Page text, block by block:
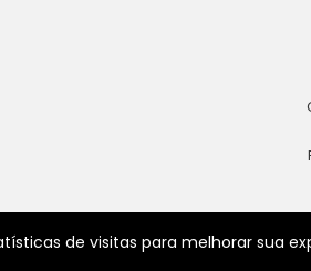
de visitas para melhorar sua